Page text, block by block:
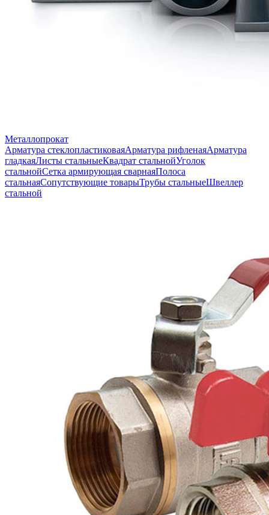
Металлопрокат
Арматура стеклопластиковаяАрматура рифленаяАрматура
гладкаяЛисты стальныеКвадрат стальнойУголок
стальнойСетка армирующая сварнаяПолоса
стальнаяСопутствующие товарыТрубы стальныеШвеллер
стальной